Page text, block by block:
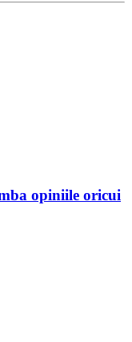
opiniile oricui